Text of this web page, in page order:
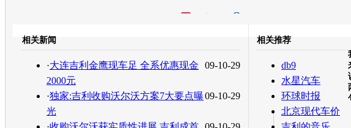
转发至： 白社会 百度i
相关新闻
09-10-29
·大连吉利金鹰现车足 全系优惠现金
2000元
09-10-29
·独家:吉利收购沃尔沃方案7大要点曝
光
相关推荐
db9
水星汽车
环球时报
北京现代车价